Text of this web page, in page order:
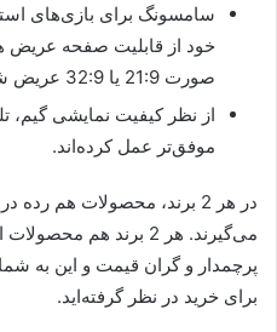
سامسونگ برای بازی‌های
خود از قابلیت صفحه عریض
صورت 21:9 یا 32:9 عریض شود.
از نظر کیفیت نمایشی گیم،
موفق‌تر عمل کرده‌اند.
در هر 2 برند، محصولات هم رده
می‌گیرند. هر 2 برند هم
پرچمدار و گران قیمت و این به
برای خرید در نظر گرفته‌اید.